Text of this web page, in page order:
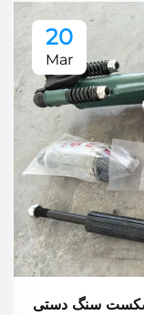
20
Mar
شکست سنگ دستی